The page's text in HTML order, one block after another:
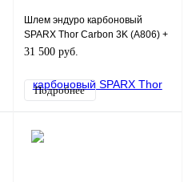
Шлем эндуро карбоновый
SPARX Thor Carbon 3K (A806) +
Очки SPARX Thor (черный, L)
31 500 руб.
Подробнее